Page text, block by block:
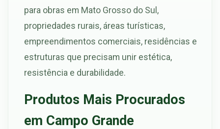
para obras em Mato Grosso do Sul,
propriedades rurais, áreas turísticas,
empreendimentos comerciais, residências e
estruturas que precisam unir estética,
resistência e durabilidade.
Produtos Mais Procurados
em Campo Grande